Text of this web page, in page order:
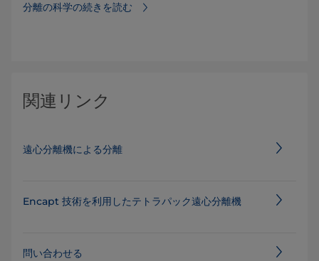
分離の科学の続きを読む
関連リンク
遠心分離機による分離
Encapt 技術を利用したテトラパック遠心分離機
問い合わせる